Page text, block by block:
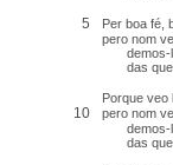
5
Per boa fé,
pero nom
demos-
das que
Porque veo
10
pero nom
demos-
das que